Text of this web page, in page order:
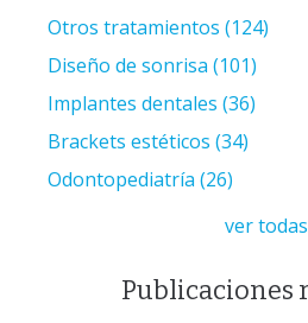
Otros tratamientos (124)
Diseño de sonrisa (101)
Implantes dentales (36)
Brackets estéticos (34)
Odontopediatría (26)
ver todas
Publicaciones